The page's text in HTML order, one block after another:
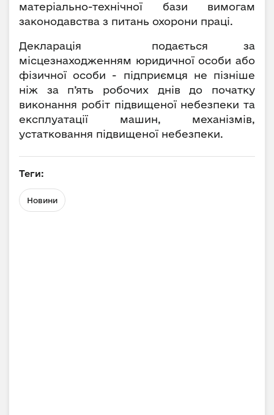
матеріально-технічної бази вимогам
законодавства з питань охорони праці.
Декларація подається за
місцезнаходженням юридичної особи або
фізичної особи - підприємця не пізніше
ніж за п’ять робочих днів до початку
виконання робіт підвищеної небезпеки та
експлуатації машин, механізмів,
устатковання підвищеної небезпеки.
Теги:
Новини